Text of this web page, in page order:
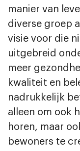
manier van
diverse groep
visie voor die
uitgebreid
meer
kwaliteit en
nadrukkelijk
alleen om ook
horen, maar
bewoners te